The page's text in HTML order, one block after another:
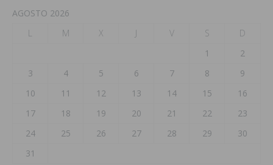
AGOSTO 2026
L
M X J V S
D
1
2
3
4 5 6 7 8
9
10
11 12 13 14 15
16
17
18 19 20 21 22
23
24
25 26 27 28 29
30
31